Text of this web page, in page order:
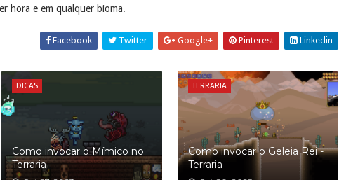
hora e em qualquer bioma.
Facebook Twitter Google+ Pinterest Linkedin
DICAS
Como invocar o Mímico no
Terraria
TERRARIA
Como invocar o Geleia Rei -
Terraria